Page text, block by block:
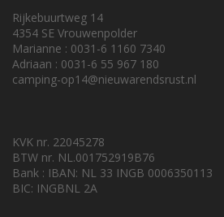
Rijkebuurtweg 14
4354 SE Vrouwenpolder
Marianne : 0031-6 1160 7340
Adriaan : 0031-6 55 967 180
camping-op14@nieuwarendsrust.nl
KVK nr. 22045278
BTW nr. NL.001752919B76
Bank : IBAN: NL 33 INGB 0006350113
BIC: INGBNL 2A